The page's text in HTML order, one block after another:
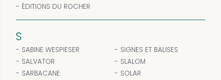
ÉDITIONS DU ROCHER
S
SABINE WESPIESER
SALVATOR
SARBACANE
SIGNES ET BALISES
SLALOM
SOLAR